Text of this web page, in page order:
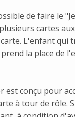
de faire le
cartes
L'enfant qui
la place de
est conçu pour
à tour de rôle.